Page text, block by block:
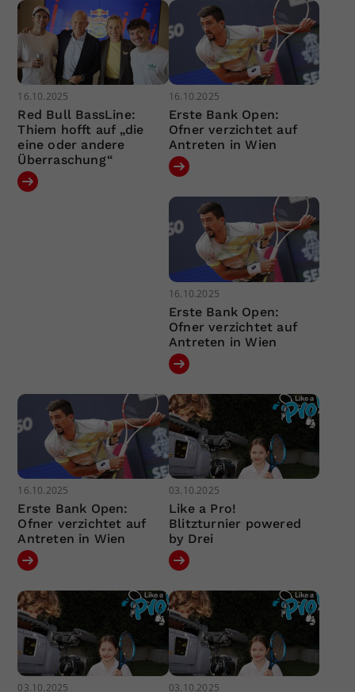
16.10.2025
Red Bull BassLine:
Thiem hofft auf „die
eine oder andere
Überraschung“
16.10.2025
Erste Bank Open:
Ofner verzichtet auf
Antreten in Wien
16.10.2025
Erste Bank Open:
Ofner verzichtet auf
Antreten in Wien
16.10.2025
Erste Bank Open:
Ofner verzichtet auf
Antreten in Wien
03.10.2025
Like a Pro!
Blitzturnier powered
by Drei
03.10.2025 03.10.2025